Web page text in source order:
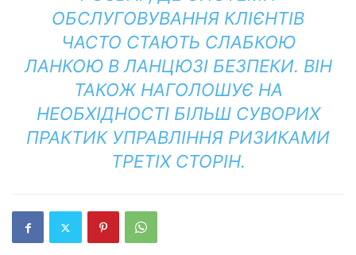
ОБСЛУГОВУВАННЯ КЛІЄНТІВ
ЧАСТО СТАЮТЬ СЛАБКОЮ
ЛАНКОЮ В ЛАНЦЮЗІ БЕЗПЕКИ. ВІН
ТАКОЖ НАГОЛОШУЄ НА
НЕОБХІДНОСТІ БІЛЬШ СУВОРИХ
ПРАКТИК УПРАВЛІННЯ РИЗИКАМИ
ТРЕТІХ СТОРІН.